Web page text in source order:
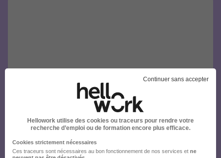
Continuer sans accepter
Hellowork utilise des cookies ou traceurs pour rendre votre
recherche d’emploi ou de formation encore plus efficace.
Cookies strictement nécessaires
Ces traceurs sont nécessaires au bon fonctionnement de nos services et ne